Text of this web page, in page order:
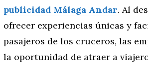
publicidad Málaga Andar. Al
ofrecer experiencias únicas y
pasajeros de los cruceros, las
la oportunidad de atraer a